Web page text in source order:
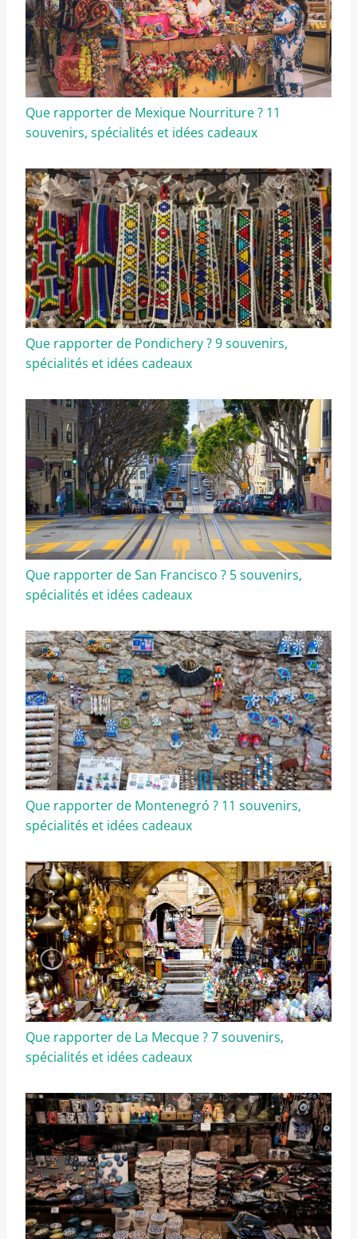
Que rapporter de Mexique Nourriture ? 11
souvenirs, spécialités et idées cadeaux
Que rapporter de Pondichery ? 9 souvenirs,
spécialités et idées cadeaux
Que rapporter de San Francisco ? 5 souvenirs,
spécialités et idées cadeaux
Que rapporter de Montenegró ? 11 souvenirs,
spécialités et idées cadeaux
Que rapporter de La Mecque ? 7 souvenirs,
spécialités et idées cadeaux